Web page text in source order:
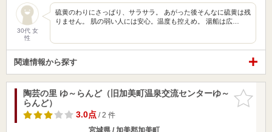
30代 女
性
硫黄のわりにさっぱり、サラサラ。 あがった後そんなに硫黄は残
りません。 肌の弱い人には安心。温度も控えめ。 湯船は広…
関連情報から探す
お気に入
りに追加
陶芸の里 ゆ～らんど（旧加美町温泉交流センターゆ～
らんど）
3.0点/ 2 件
宮城県 / 加美郡加美町